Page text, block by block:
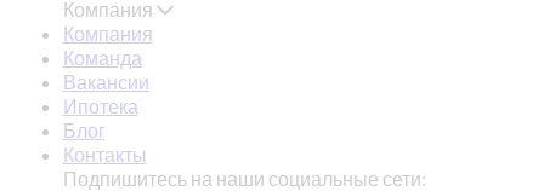
Компания
Компания
Команда
Вакансии
Ипотека
Блог
Контакты
Подпишитесь на наши социальные сети: